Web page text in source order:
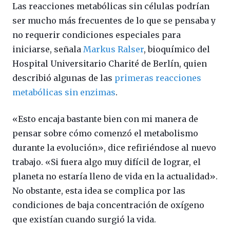
Las reacciones metabólicas sin células podrían
ser mucho más frecuentes de lo que se pensaba y
no requerir condiciones especiales para
iniciarse, señala Markus Ralser, bioquímico del
Hospital Universitario Charité de Berlín, quien
describió algunas de las primeras reacciones
metabólicas sin enzimas.
«Esto encaja bastante bien con mi manera de
pensar sobre cómo comenzó el metabolismo
durante la evolución», dice refiriéndose al nuevo
trabajo. «Si fuera algo muy difícil de lograr, el
planeta no estaría lleno de vida en la actualidad».
No obstante, esta idea se complica por las
condiciones de baja concentración de oxígeno
que existían cuando surgió la vida.